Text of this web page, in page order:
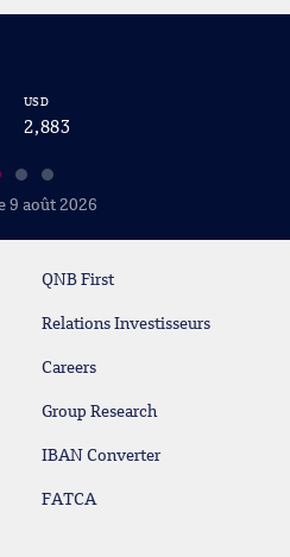
USD
2,883
9 août 2026
QNB First
Relations Investisseurs
Careers
Group Research
IBAN Converter
FATCA